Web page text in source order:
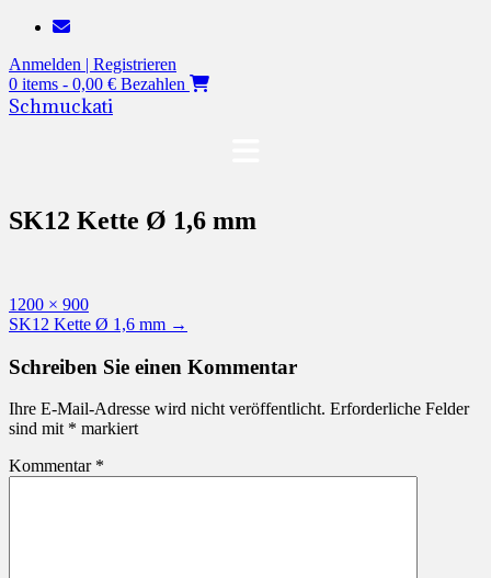
Zum
springen
Anmelden | Registrieren
0 items - 0,00 € Bezahlen
Schmuckati
SK12 Kette Ø 1,6 mm
Originalgröße
1200 × 900
Beitragsnavigation
SK12 Kette Ø 1,6 mm →
Schreiben Sie einen Kommentar
Ihre E-Mail-Adresse wird nicht veröffentlicht. Erforderliche Felder
sind mit * markiert
Kommentar *